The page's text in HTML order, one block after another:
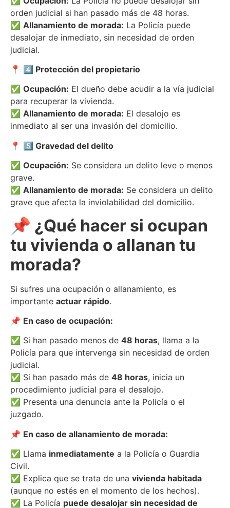
orden judicial si han pasado más de 48 horas.
✅ Allanamiento de morada: La Policía puede
desalojar de inmediato, sin necesidad de orden
judicial.
📍
4️⃣ Protección del propietario
✅ Ocupación: El dueño debe acudir a la vía judicial
para recuperar la vivienda.
✅ Allanamiento de morada: El desalojo es
inmediato al ser una invasión del domicilio.
📍 5️⃣ Gravedad del delito
✅ Ocupación: Se considera un delito leve o menos
grave.
✅ Allanamiento de morada: Se considera un delito
grave que afecta la inviolabilidad del domicilio.
📌 ¿Qué hacer si ocupan
tu vivienda o allanan tu
morada?
Si sufres una ocupación o allanamiento, es
importante actuar rápido.
📌 En caso de ocupación:
✅ Si han pasado menos de 48 horas, llama a la
Policía para que intervenga sin necesidad de orden
judicial.
✅ Si han pasado más de 48 horas, inicia un
procedimiento judicial para el desalojo.
✅ Presenta una denuncia ante la Policía o el
juzgado.
📌 En caso de allanamiento de morada:
✅ Llama inmediatamente a la Policía o Guardia
Civil.
✅ Explica que se trata de una vivienda habitada
(aunque no estés en el momento de los hechos).
✅ La Policía puede desalojar sin necesidad de